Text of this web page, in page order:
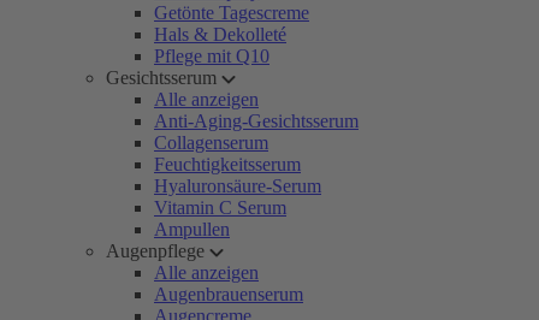
Getönte Tagescreme
Hals & Dekolleté
Pflege mit Q10
Gesichtsserum
Alle anzeigen
Anti-Aging-Gesichtsserum
Collagenserum
Feuchtigkeitsserum
Hyaluronsäure-Serum
Vitamin C Serum
Ampullen
Augenpflege
Alle anzeigen
Augenbrauenserum
Augencreme